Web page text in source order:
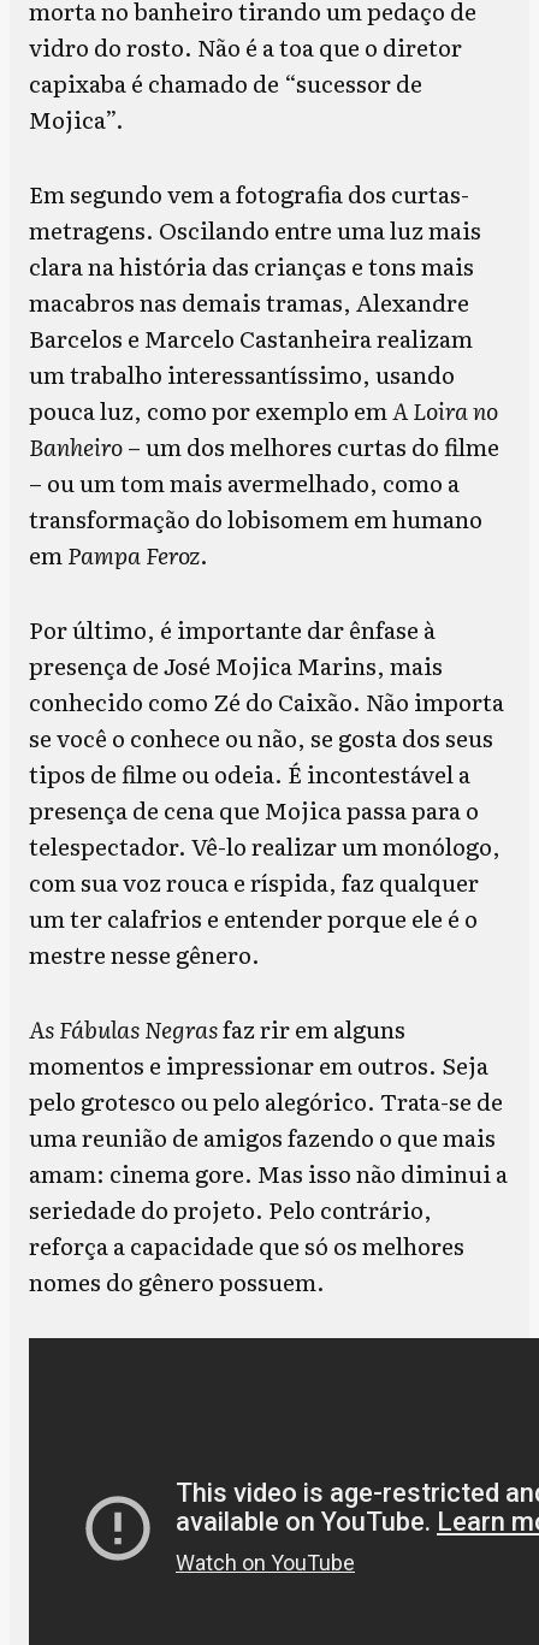
morta no banheiro tirando um pedaço de
vidro do rosto. Não é a toa que o diretor
capixaba é chamado de “sucessor de
Mojica”.
Em segundo vem a fotografia dos curtas-
metragens. Oscilando entre uma luz mais
clara na história das crianças e tons mais
macabros nas demais tramas, Alexandre
Barcelos e Marcelo Castanheira realizam
um trabalho interessantíssimo, usando
pouca luz, como por exemplo emA Loira no
Banheiro– um dos melhores curtas do filme
– ou um tom mais avermelhado, como a
transformação do lobisomem em humano
emPampa Feroz.
Por último, é importante dar ênfase à
presença de José Mojica Marins, mais
conhecido como Zé do Caixão. Não importa
se você o conhece ou não, se gosta dos seus
tipos de filme ou odeia. É incontestável a
presença de cena que Mojica passa para o
telespectador. Vê-lo realizar um monólogo,
com sua voz rouca e ríspida, faz qualquer
um ter calafrios e entender porque ele é o
mestre nesse gênero.
As Fábulas Negrasfaz rir em alguns
momentos e impressionar em outros. Seja
pelo grotesco ou pelo alegórico. Trata-se de
uma reunião de amigos fazendo o que mais
amam: cinema gore. Mas isso não diminui a
seriedade do projeto. Pelo contrário,
reforça a capacidade que só os melhores
nomes do gênero possuem.